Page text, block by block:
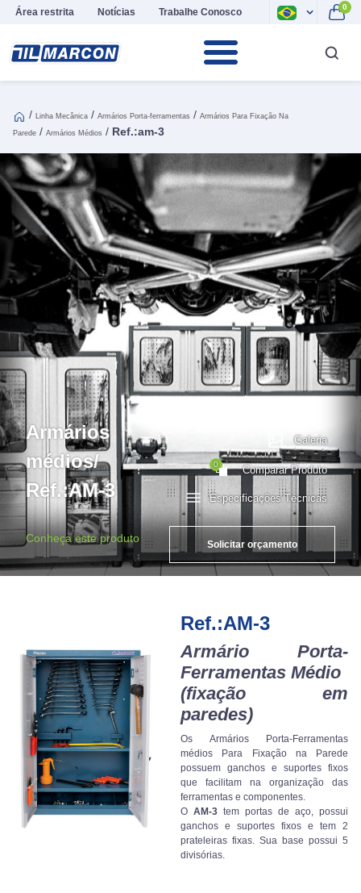
Área restrita Notícias Trabalhe Conosco 0
/ Linha Mecânica / Armários Porta-ferramentas / Armários Para Fixação Na
Parede / Armários Médios / Ref.:am-3
Armários
médios/
Ref.:AM-3
Especificações Técnicas
Galeria
0 Comparar Produto
Conheça este produto Solicitar orçamento
Ref.:AM-3
Armário Porta-
Ferramentas Médio
(fixação em
paredes)
Os Armários Porta-Ferramentas
médios Para Fixação na Parede
possuem ganchos e suportes fixos
que facilitam na organização das
ferramentas e componentes.
O AM-3 tem portas de aço, possui
ganchos e suportes fixos e tem 2
prateleiras fixas. Sua base possui 5
divisórias.